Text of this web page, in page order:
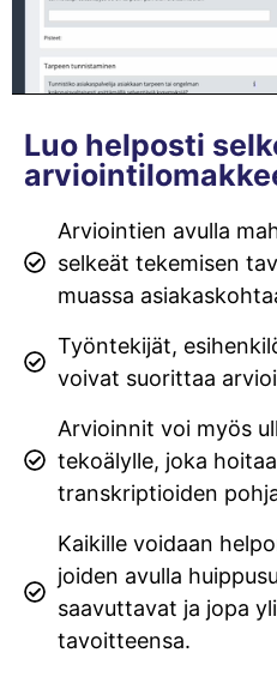
Luo helposti
Arviointien avulla
selkeät tekemisen
muassa
Työntekijät,
voivat suorittaa
Arvioinnit voi myös
tekoälylle, joka
transkriptioiden
Kaikille voidaan
joiden avulla
saavuttavat ja jopa
tavoitteensa.